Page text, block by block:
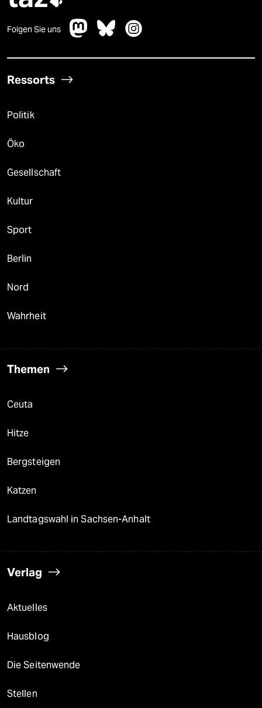
Folgen Sie uns
Ressorts
Politik
Öko
Gesellschaft
Kultur
Sport
Berlin
Nord
Wahrheit
Themen
Ceuta
Hitze
Bergsteigen
Katzen
Landtagswahl in Sachsen-Anhalt
Verlag
Aktuelles
Hausblog
Die Seitenwende
Stellen